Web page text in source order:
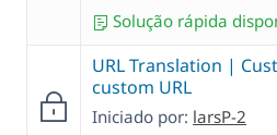
Solução rápida
URL Translation |
custom URL
Iniciado por: larsP-2